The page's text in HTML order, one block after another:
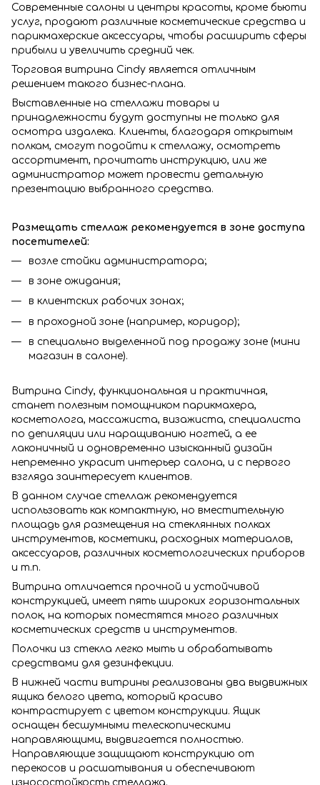
Современные салоны и центры красоты, кроме бьюти
услуг, продают различные косметические средства и
парикмахерские аксессуары, чтобы расширить сферы
прибыли и увеличить средний чек.
Торговая витрина Сindy является отличным
решением такого бизнес-плана.
Выставленные на стеллажи товары и
принадлежности будут доступны не только для
осмотра издалека. Клиенты, благодаря открытым
полкам, смогут подойти к стеллажу, осмотреть
ассортимент, прочитать инструкцию, или же
администратор может провести детальную
презентацию выбранного средства.
Размещать стеллаж рекомендуется в зоне доступа
посетителей:
возле стойки администратора;
в зоне ожидания;
в клиентских рабочих зонах;
в проходной зоне (например, коридор);
в специально выделенной под продажу зоне (мини
магазин в салоне).
Витрина Сindy, функциональная и практичная,
станет полезным помощником парикмахера,
косметолога, массажиста, визажиста, специалиста
по депиляции или наращиванию ногтей, а ее
лаконичный и одновременно изысканный дизайн
непременно украсит интерьер салона, и с первого
взгляда заинтересует клиентов.
В данном случае стеллаж рекомендуется
использовать как компактную, но вместительную
площадь для размещения на стеклянных полках
инструментов, косметики, расходных материалов,
аксессуаров, различных косметологических приборов
и т.п.
Витрина отличается прочной и устойчивой
конструкцией, имеет пять широких горизонтальных
полок, на которых поместятся много различных
косметических средств и инструментов.
Полочки из стекла легко мыть и обрабатывать
средствами для дезинфекции.
В нижней части витрины реализованы два выдвижных
ящика белого цвета, который красиво
контрастирует с цветом конструкции. Ящик
оснащен бесшумными телескопическими
направляющими, выдвигается полностью.
Направляющие защищают конструкцию от
перекосов и расшатывания и обеспечивают
износостойкость стеллажа.